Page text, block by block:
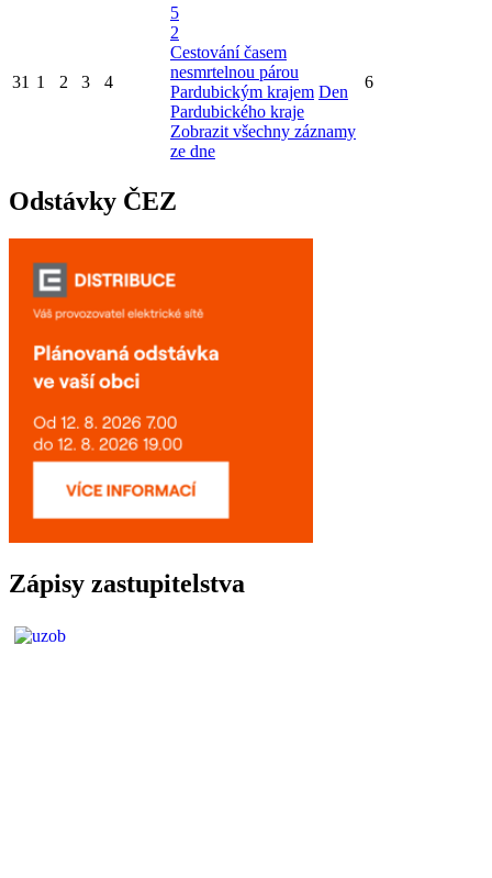
31 1 2 3 4
5
2
Cestování časem
nesmrtelnou párou
Pardubickým krajem Den
Pardubického kraje
Zobrazit všechny záznamy
ze dne
6
Odstávky ČEZ
Zápisy zastupitelstva